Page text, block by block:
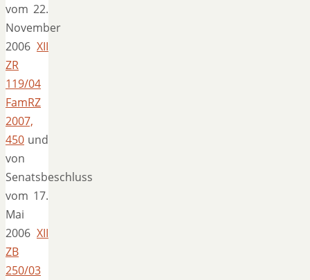
vom 22.
November
2006 XII
ZR
119/04
FamRZ
2007,
450 und
von
Senatsbeschluss
vom 17.
Mai
2006 XII
ZB
250/03